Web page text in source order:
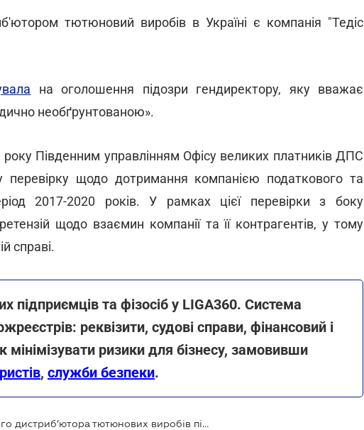
тютюновий виробів в Україні є компанія "Тедіс
на оголошення підозри гендиректору, яку вважає
необґрунтованою».
Південним управлінням Офісу великих платників ДПС
перевірку щодо дотримання компанією податкового та
2017-2020 років. У рамках цієї перевірки з боку
щодо взаємин компанії та її контрагентів, у тому
справі.
підприємців та фізосіб у LIGA360. Система
реквізити, судові справи, фінансовий і
мінімізувати ризики для бізнесу, замовивши
, служби безпеки.
Гендиректор найбільшого дистриб’ютора тютюнових виробів підозрюється в ухиленні від сплати податків на 270 млн грн.